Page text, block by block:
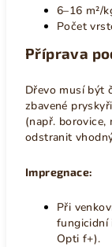
6–16 m²/
Počet
Příprava
Dřevo musí být
zbavené
(např. borovice,
odstranit
Impregnace:
Při
fungicidní
Opti f+).